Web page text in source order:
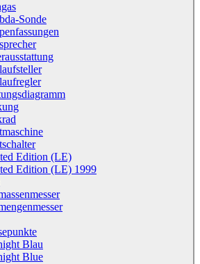
Sonde
Edition (LE)
Edition (LE) 1999
Blau
Blue